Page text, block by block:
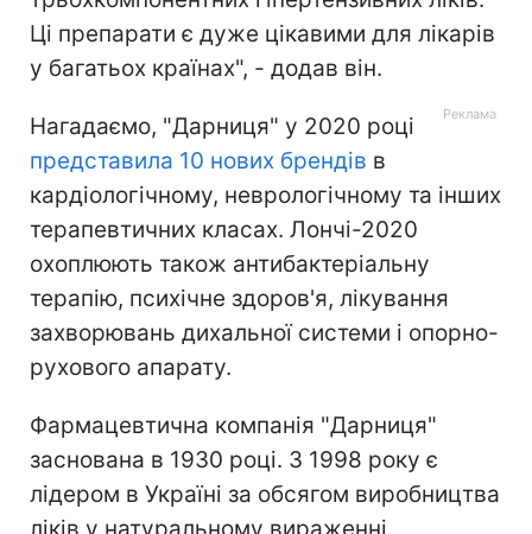
Ці препарати є дуже цікавими для лікарів
у багатьох країнах", - додав він.
Нагадаємо, "Дарниця" у 2020 році
представила 10 нових брендів в
кардіологічному, неврологічному та інших
терапевтичних класах. Лончі-2020
охоплюють також антибактеріальну
терапію, психічне здоров'я, лікування
захворювань дихальної системи і опорно-
рухового апарату.
Фармацевтична компанія "Дарниця"
заснована в 1930 році. З 1998 року є
лідером в Україні за обсягом виробництва
ліків у натуральному вираженні.